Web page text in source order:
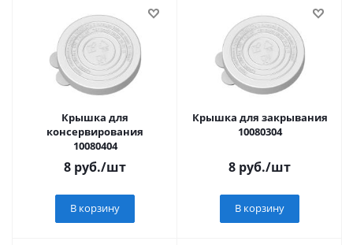
Крышка для
консервирования
10080404
8 руб./шт
В корзину
Крышка для закрывания
10080304
8 руб./шт
В корзину